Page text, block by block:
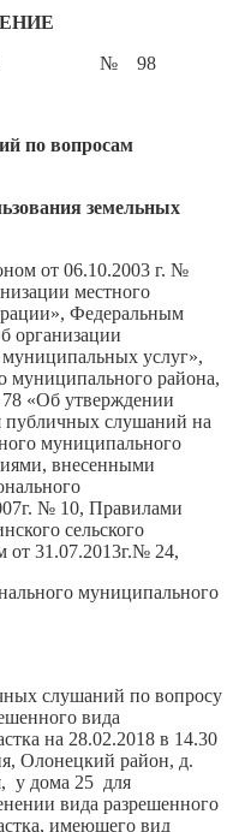
года № 98
по вопросам
земельных
от 06.10.2003 г. №
местного
Федеральным
организации
муниципальных услуг»,
муниципального района,
«Об утверждении
публичных слушаний на
муниципального
внесенными
№ 10, Правилами
сельского
от 31.07.2013г.№ 24,
муниципального
слушаний по вопросу
вида
на 28.02.2018 в 14.30
Олонецкий район, д.
у дома 25 для
вида разрешенного
имеющего вид